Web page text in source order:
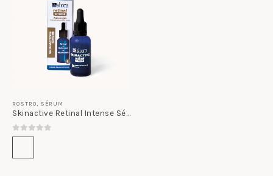
ROSTRO SÉRUM
Skinactive Retinal Intense Sérum
0out of 5